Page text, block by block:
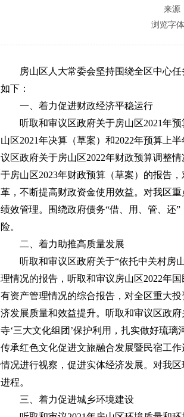
来源
浏览字
房山区人大常委会坚持围绕全区中心任
如下：
一、着力促进财政经济平稳运行
听取和审议区政府关于房山区2021年预
山区2021年决算（草案）和2022年预算上
议区政府关于房山区2022年财政预算调整
于房山区2023年财政预算（草案）的报告
革，不断提高财政资金使用效益。对我区
绩效管理。围绕政府债务“借、用、管、还
险。
二、着力助推高质量发展
听取和审议区政府关于“依托中关村房山
理情况的报告，听取和审议房山区2022年
有资产管理情况的综合报告，对全区重大
济发展质量和效益提升。听取和审议区政
寺‘三大文化组团’保护利用，扎实做好琉
传承红色文化促进文旅融合发展暨民宿工
情况进行视察，促进实体经济发展。对我
进程。
三、着力促进城乡环境建设